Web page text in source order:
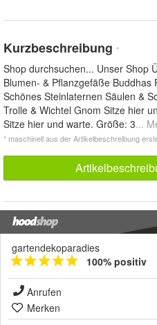
Kurzbeschreibung *
Shop durchsuchen... Unser Shop
Blumen- & Pflanzgefäße Buddhas
Schönes Steinlaternen Säulen &
Trolle & Wichtel Gnom Sitze hier
Sitze hier und warte. Größe: 3...
* maschinell aus der Artikelbeschreibung
gartendekoparadies
100% positiv
Anrufen
Merken